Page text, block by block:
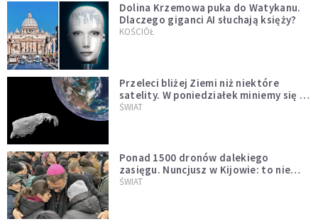
Dolina Krzemowa puka do Watykanu.
Dlaczego giganci AI słuchają księży?
KOŚCIÓŁ
Przeleci bliżej Ziemi niż niektóre
satelity. W poniedziałek miniemy się z
asteroidą, która poprzedzi znacznie
ŚWIAT
Ponad 1500 dronów dalekiego
zasięgu. Nuncjusz w Kijowie: to nie
wygląda na wolę zakończenia wojny
ŚWIAT